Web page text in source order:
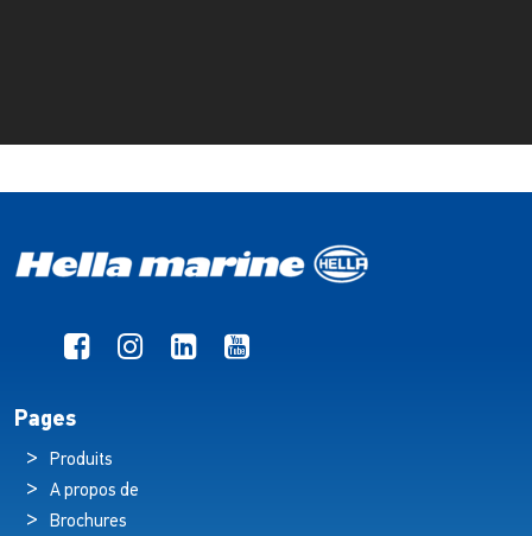
Pages
Produits
A propos de
Brochures